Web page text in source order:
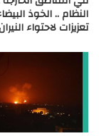
النظام .. الخوذ
تعزيزات لاحتواء